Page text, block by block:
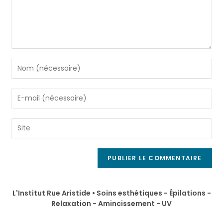
L'Institut Rue Aristide • Soins esthétiques - Épilations -
Relaxation - Amincissement - UV